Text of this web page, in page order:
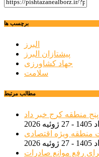
برچسب ها
البرز
پیشتازان البرز
جهاد کشاورزی
سلامت
مطالب مرتبط
منطقه کرج خبر داد
منطقه ویژه اقتصادی
رفع موانع صادرات